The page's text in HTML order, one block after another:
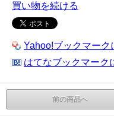
買い物を続ける
Yahoo!ブックマーク
はてなブックマーク
前の商品へ